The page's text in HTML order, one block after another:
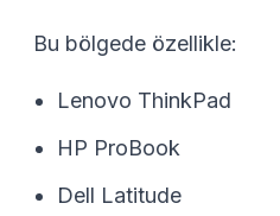
Bu bölgede özellikle:
Lenovo ThinkPad
HP ProBook
Dell Latitude